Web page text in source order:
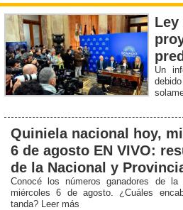
Ley
Un
Quiniela nacional hoy,
6 de agosto EN VIVO:
de la Nacional y
Conocé los números ganadores de la
miércoles 6 de agosto. ¿Cuáles
tanda? Leer más